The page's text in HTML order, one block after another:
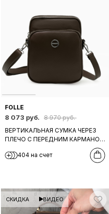
FOLLE
8 073 руб.
8 970 руб.
ВЕРТИКАЛЬНАЯ СУМКА ЧЕРЕЗ
ПЛЕЧО С ПЕРЕДНИМ КАРМАНОМ
КОРИЧНЕВОЙ КОЖИ
404 на счет
СКИДКА ВИДЕО